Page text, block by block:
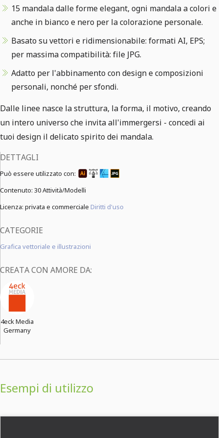
15 mandala dalle forme elegant, ogni mandala a colori e
anche in bianco e nero per la colorazione personale.
Basato su vettori e ridimensionabile: formati AI, EPS;
per massima compatibilità: file JPG.
Adatto per l'abbinamento con design e composizioni
personali, nonché per sfondi.
Dalle linee nasce la struttura, la forma, il motivo, creando
un intero universo che invita all'immergersi - concedi ai
tuoi design il delicato spirito dei mandala.
DETTAGLI
Può essere utilizzato con:
Contenuto: 30 Attività/Modelli
Licenza: privata e commerciale Diritti d'uso
CATEGORIE
Grafica vettoriale e illustrazioni
CREATA CON AMORE DA:
4eck Media
Germany
Esempi di utilizzo